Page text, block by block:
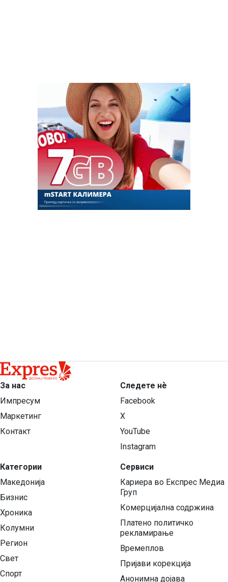
За нас
Импресум
Маркетинг
Контакт
Категории
Македонија
Бизнис
Хроника
Колумни
Регион
Свет
Спорт
Следете нѐ
Facebook
X
YouTube
Instagram
Сервиси
Кариера во Експрес Медиа
Груп
Комерцијална содржина
Платено политичко
рекламирање
Времеплов
Пријави корекција
Анонимна дојава